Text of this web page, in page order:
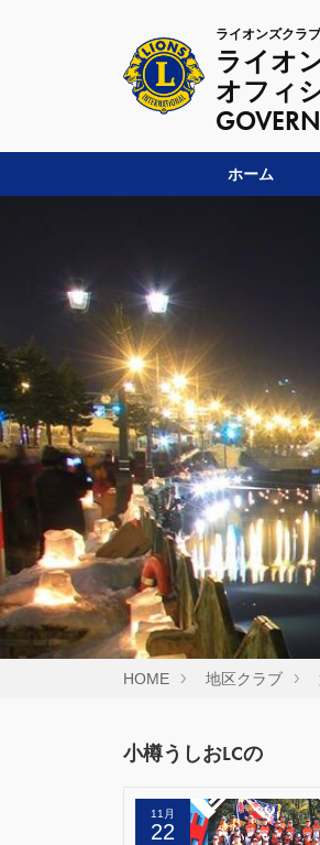
ライオンズクラ
ライオ
オフィ
ホーム
HOME 地区クラブ
小樽うしおLCの
11月
22